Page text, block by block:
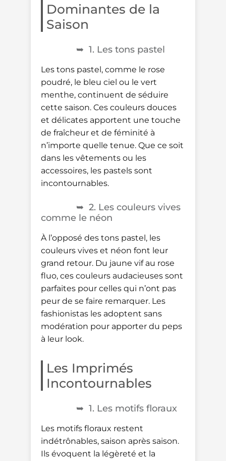
Dominantes de la
Saison
1. Les tons pastel
Les tons pastel, comme le rose
poudré, le bleu ciel ou le vert
menthe, continuent de séduire
cette saison. Ces couleurs douces
et délicates apportent une touche
de fraîcheur et de féminité à
n’importe quelle tenue. Que ce soit
dans les vêtements ou les
accessoires, les pastels sont
incontournables.
2. Les couleurs vives
comme le néon
À l’opposé des tons pastel, les
couleurs vives et néon font leur
grand retour. Du jaune vif au rose
fluo, ces couleurs audacieuses sont
parfaites pour celles qui n’ont pas
peur de se faire remarquer. Les
fashionistas les adoptent sans
modération pour apporter du peps
à leur look.
Les Imprimés
Incontournables
1. Les motifs floraux
Les motifs floraux restent
indétrônables, saison après saison.
Ils évoquent la légèreté et la